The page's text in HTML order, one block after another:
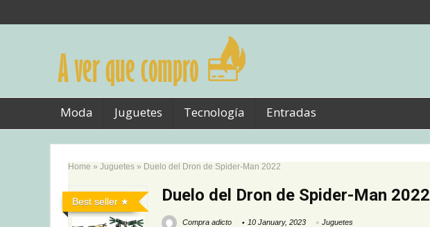
Moda Juguetes Tecnología Entradas
Home » Juguetes » Duelo del Dron de Spider-Man 2022
Best seller Duelo del Dron de Spider-Man 2022
Compra adicto 10 January, 2023 Juguetes